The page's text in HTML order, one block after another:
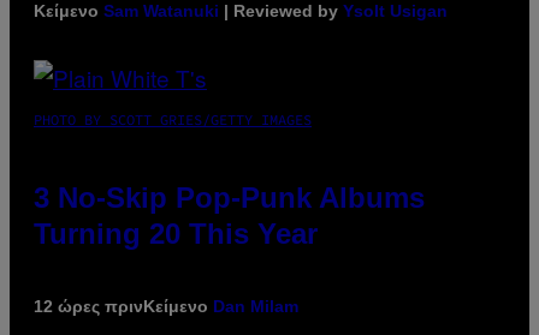
Κείμενο Sam Watanuki | Reviewed by Ysolt Usigan
PHOTO BY SCOTT GRIES/GETTY IMAGES
3 No-Skip Pop-Punk Albums
Turning 20 This Year
12 ώρες πρινΚείμενο Dan Milam